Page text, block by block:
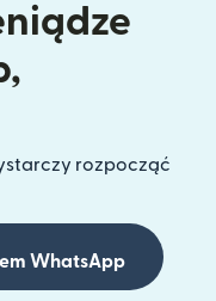
rozpocząć
WhatsApp